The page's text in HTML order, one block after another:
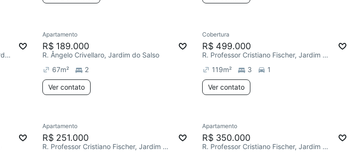
R. Professor Pedro Santa Helena, Jardim do Salso
Apartamento
R$ 189.000
R. Ângelo Crivellaro, Jardim do Salso
67m² 2
Ver contato
Cobertura
R$ 499.000
R. Professor Cristiano Fischer, Jardim do Salso
119m² 3 1
Ver contato
Apartamento
R$ 251.000
R. Professor Cristiano Fischer, Jardim do Salso
Apartamento
R$ 350.000
R. Professor Cristiano Fischer, Jardim do Salso